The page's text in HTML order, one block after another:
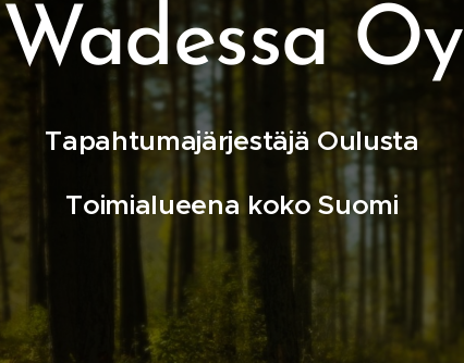
Wadessa Oy
Tapahtumajärjestäjä Oulusta
Toimialueena koko Suomi